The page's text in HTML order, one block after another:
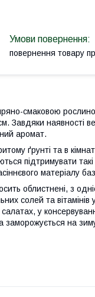
повернення товару
смаковою
наявності
аромат.
ґрунті та в
підтримувати
матеріалу
облистнені, з
солей та
у
заморожується на